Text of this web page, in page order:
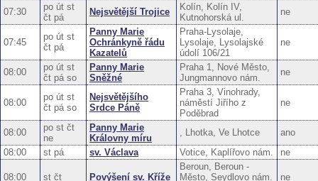
07:30
po út st
čt pá
Nejsvětější Trojice
Kolín, Kolín IV,
Kutnohorská ul.
ne
07:45
po út st
čt pá
Panny Marie
Ochránkyně řádu
Kazatelů
Praha-Lysolaje,
Lysolaje, Lysolajské
údolí 106/21
ne
08:00
po út st
čt pá so
Panny Marie
Sněžné
Praha 1, Nové Město,
Jungmannovo nám.
ne
08:00
po út st
čt pá so
Nejsvětějšího
Srdce Páně
Praha 3, Vinohrady,
náměstí Jiřího z
Poděbrad
ne
08:00
po st čt
ne
Panny Marie
Královny míru
, Lhotka, Ve Lhotce
ano
08:00
st pá sv. Václava Votice, Kaplířovo nám. ne
08:00 st čt Povýšení sv. Kříže
Beroun, Beroun -
Město, Seydlovo nám.
ne